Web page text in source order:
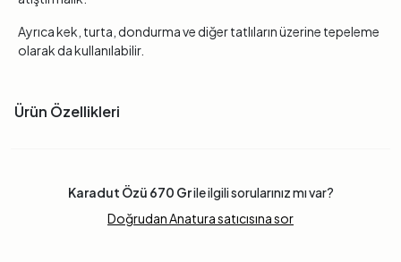
Ayrıca kek, turta, dondurma ve diğer tatlıların üzerine tepeleme
olarak da kullanılabilir.
Ürün Özellikleri
Karadut Özü 670 Grile ilgili sorularınız mı var?
Doğrudan Anatura satıcısına sor